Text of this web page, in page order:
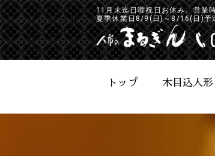
11月末迄日曜祝日お休み。営
夏季休業日8/9(日)～8/16(日)予
トップ 木目込人形